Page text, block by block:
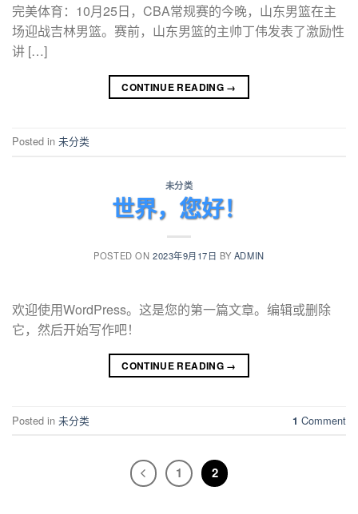
完美体育：10月25日，CBA常规赛的今晚，山东男篮在主
场迎战吉林男篮。赛前，山东男篮的主帅丁伟发表了激励性
讲 […]
CONTINUE READING →
Posted in 未分类
未分类
世界，您好！
POSTED ON 2023年9月17日 BY ADMIN
欢迎使用WordPress。这是您的第一篇文章。编辑或删除
它，然后开始写作吧！
CONTINUE READING →
Posted in 未分类 1 Comment
1 2